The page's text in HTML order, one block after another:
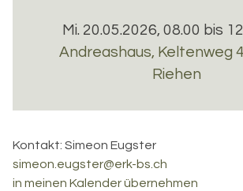
Mi. 20.05.2026, 08.00 bis
Andreashaus, Keltenweg
Riehen
Kontakt: Simeon Eugster
simeon.eugster@erk-bs.ch
in meinen Kalender übernehmen